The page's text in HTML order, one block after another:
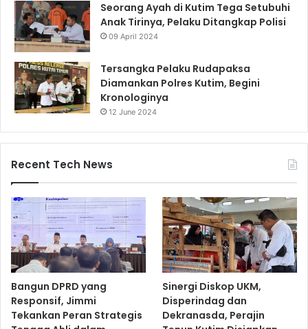
Seorang Ayah di Kutim Tega Setubuhi
Anak Tirinya, Pelaku Ditangkap Polisi
09 April 2024
Tersangka Pelaku Rudapaksa
Diamankan Polres Kutim, Begini
Kronologinya
12 June 2024
Recent Tech News
Bangun DPRD yang
Responsif, Jimmi
Tekankan Peran Strategis
Sinergi Diskop UKM,
Disperindag dan
Dekranasda, Perajin